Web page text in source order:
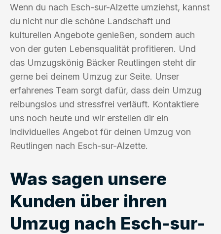
Wenn du nach Esch-sur-Alzette umziehst, kannst
du nicht nur die schöne Landschaft und
kulturellen Angebote genießen, sondern auch
von der guten Lebensqualität profitieren. Und
das Umzugskönig Bäcker Reutlingen steht dir
gerne bei deinem Umzug zur Seite. Unser
erfahrenes Team sorgt dafür, dass dein Umzug
reibungslos und stressfrei verläuft. Kontaktiere
uns noch heute und wir erstellen dir ein
individuelles Angebot für deinen Umzug von
Reutlingen nach Esch-sur-Alzette.
Was sagen unsere
Kunden über ihren
Umzug nach Esch-sur-